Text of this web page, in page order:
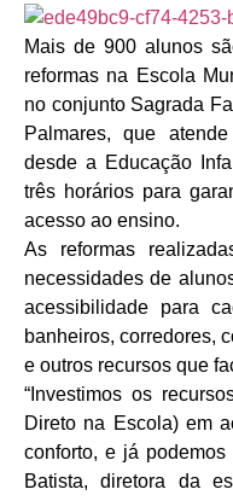
Mais de 900 alunos
reformas na Escola
no conjunto Sagrada
Palmares, que
desde a Educação
três horários para
acesso ao ensino.
As reformas
necessidades de
acessibilidade para
banheiros, corredores,
e outros recursos que
“Investimos os
Direto na Escola) em
conforto, e já podemos
Batista, diretora da